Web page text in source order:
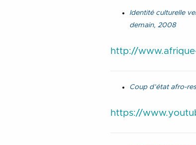
Identité culturelle
demain, 2008
http://
Coup d’état afro-
https://